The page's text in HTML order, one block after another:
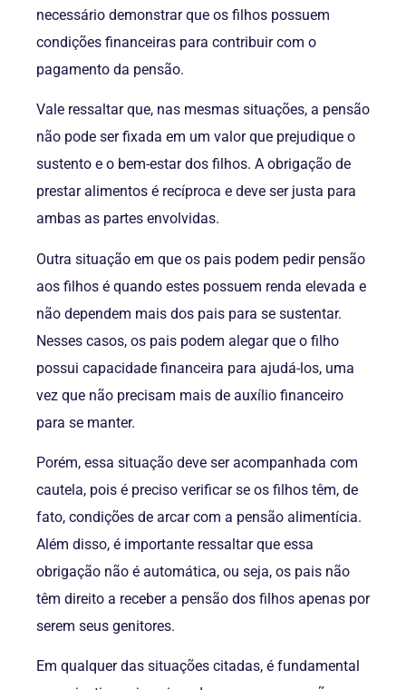
necessário demonstrar que os filhos possuem
condições financeiras para contribuir com o
pagamento da pensão.
Vale ressaltar que, nas mesmas situações, a pensão
não pode ser fixada em um valor que prejudique o
sustento e o bem-estar dos filhos. A obrigação de
prestar alimentos é recíproca e deve ser justa para
ambas as partes envolvidas.
Outra situação em que os pais podem pedir pensão
aos filhos é quando estes possuem renda elevada e
não dependem mais dos pais para se sustentar.
Nesses casos, os pais podem alegar que o filho
possui capacidade financeira para ajudá-los, uma
vez que não precisam mais de auxílio financeiro
para se manter.
Porém, essa situação deve ser acompanhada com
cautela, pois é preciso verificar se os filhos têm, de
fato, condições de arcar com a pensão alimentícia.
Além disso, é importante ressaltar que essa
obrigação não é automática, ou seja, os pais não
têm direito a receber a pensão dos filhos apenas por
serem seus genitores.
Em qualquer das situações citadas, é fundamental